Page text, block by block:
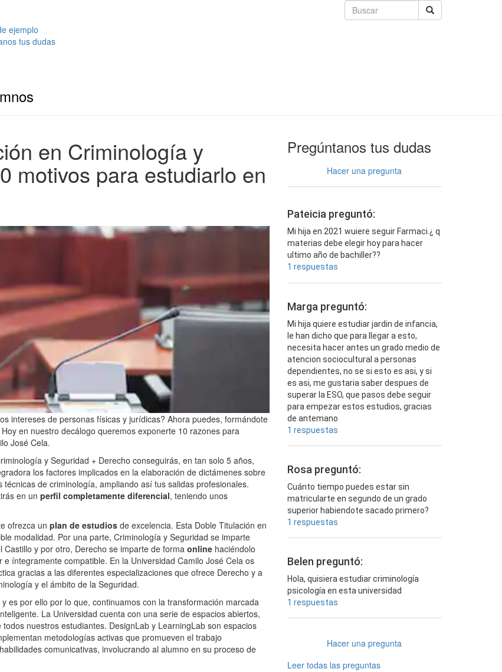
ejemplo
tus dudas
en Criminología y
motivos para estudiarlo en
intereses de personas físicas y jurídicas? Ahora puedes, formándote
Hoy en nuestro decálogo queremos exponerte 10 razones para
José Cela.
y Seguridad + Derecho conseguirás, en tan solo 5 años,
los factores implicados en la elaboración de dictámenes sobre
de criminología, ampliando así tus salidas profesionales.
en un perfil completamente diferencial, teniendo unos
ofrezca un plan de estudios de excelencia. Esta Doble Titulación en
modalidad. Por una parte, Criminología y Seguridad se imparte
y por otro, Derecho se imparte de forma online haciéndolo
íntegramente compatible. En la Universidad Camilo José Cela os
gracias a las diferentes especializaciones que ofrece Derecho y a
y el ámbito de la Seguridad.
y es por ello por lo que, continuamos con la transformación marcada
La Universidad cuenta con una serie de espacios abiertos,
nuestros estudiantes. DesignLab y LearningLab son espacios
metodologías activas que promueven el trabajo
comunicativas, involucrando al alumno en su proceso de
Pregúntanos tus dudas
Hacer una pregunta
Pateicia preguntó:
Mi hija en 2021 wuiere seguir Farmaci.¿ q
materias debe elegir hoy para hacer
ultimo año de bachiller??
1 respuestas
Marga preguntó:
Mi hija quiere estudiar jardin de infancia,
le han dicho que para llegar a esto,
necesita hacer antes un grado medio de
atencion sociocultural a personas
dependientes, no se si esto es asi, y si
es asi, me gustaria saber despues de
superar la ESO, que pasos debe seguir
para empezar estos estudios, gracias
de antemano
1 respuestas
Rosa preguntó:
Cuánto tiempo puedes estar sin
matricularte en segundo de un grado
superior habiendote sacado primero?
1 respuestas
Belen preguntó:
Hola, quisiera estudiar criminología
psicología en esta universidad
1 respuestas
Hacer una pregunta
Leer todas las preguntas